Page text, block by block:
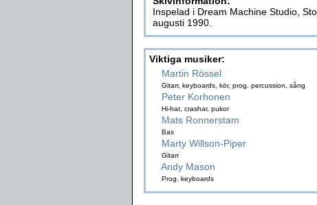
Inspelad i Dream Machine Studio,
augusti 1990.
Viktiga musiker:
Martin Rössel
Gitarr, keyboards, kör, prog. percussion, sång
Peter Korhonen
Hi-hat, crashar, pukor
Mats Ronnerstam
Bas
Marty Willson-Piper
Gitarr
Andy Mason
Prog. keyboards